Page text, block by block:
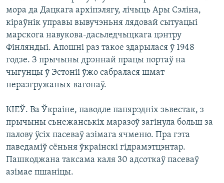
мора да Дацкага архіпэлягу, лічыць Ары Сэліна,
кіраўнік управы вывучэньня лядовай сытуацыі
марскога навукова-дасьледчыцкага цэнтру
Фінляндыі. Апошні раз такое здарылася ў 1948
годзе. З прычыны дрэннай працы портаў на
чыгунцы ў Эстоніі ўжо сабралася шмат
неразгружаных вагонаў.
КІЕЎ. Ва Ўкраіне, паводле папярэдніх зьвестак, з
прычыны сьнежанськіх маразоў загінула больш за
палову ўсіх пасеваў азімага ячменю. Пра гэта
паведаміў сёньня ўкраінскі гідрамэтцэнтар.
Пашкоджана таксама каля 30 адсоткаў пасеваў
азімае пшаніцы.